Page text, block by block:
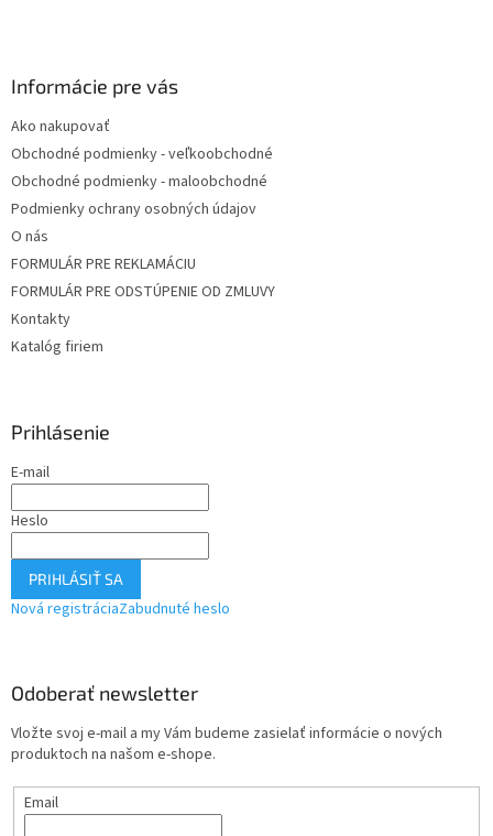
Informácie pre vás
Ako nakupovať
Obchodné podmienky - veľkoobchodné
Obchodné podmienky - maloobchodné
Podmienky ochrany osobných údajov
O nás
FORMULÁR PRE REKLAMÁCIU
FORMULÁR PRE ODSTÚPENIE OD ZMLUVY
Kontakty
Katalóg firiem
Prihlásenie
E-mail
Heslo
PRIHLÁSIŤ SA
Nová registráciaZabudnuté heslo
Odoberať newsletter
Vložte svoj e-mail a my Vám budeme zasielať informácie o nových
produktoch na našom e-shope.
Email